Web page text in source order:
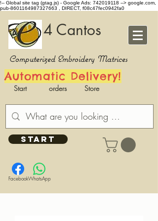
!-- Global site tag (gtag.js) - Google Ads: 742019118 --> google.com,
pub-8601164987327663 , DIRECT, f08c47fec0942fa0
4 Cantos
Computerized Embroidery Matrices
Automatic Delivery!
Start orders Store
START
FacebookWhatsApp